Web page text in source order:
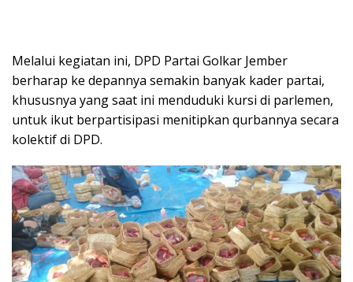
​Melalui kegiatan ini, DPD Partai Golkar Jember
berharap ke depannya semakin banyak kader partai,
khususnya yang saat ini menduduki kursi di parlemen,
untuk ikut berpartisipasi menitipkan qurbannya secara
kolektif di DPD.